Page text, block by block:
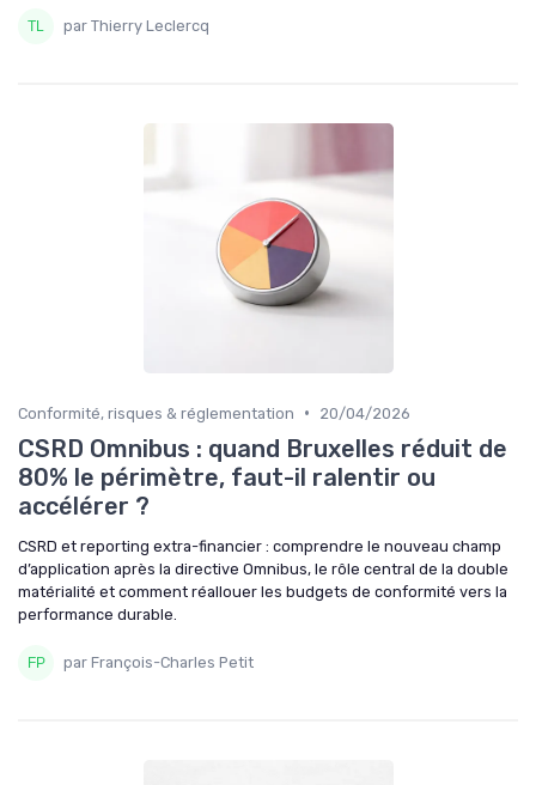
par Thierry Leclercq
Conformité, risques & réglementation • 20/04/2026
CSRD Omnibus : quand Bruxelles réduit de
80% le périmètre, faut-il ralentir ou
accélérer ?
CSRD et reporting extra-financier : comprendre le nouveau champ
d’application après la directive Omnibus, le rôle central de la double
matérialité et comment réallouer les budgets de conformité vers la
performance durable.
par François-Charles Petit